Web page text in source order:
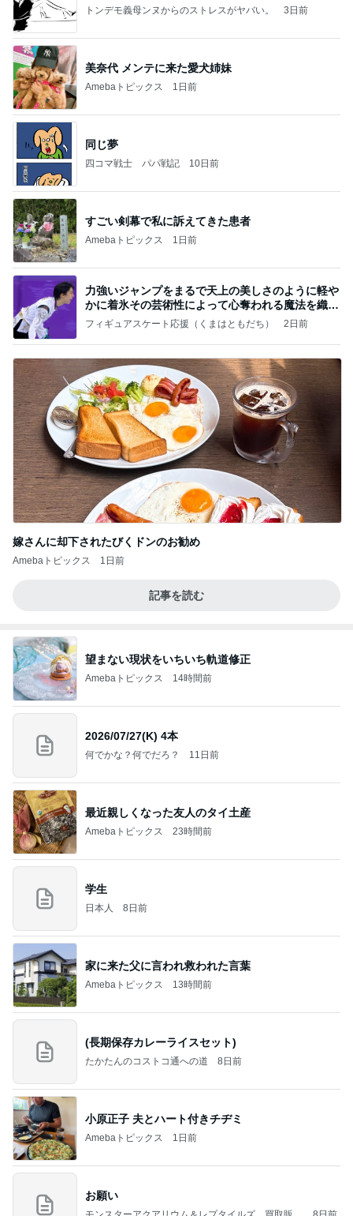
トンデモ義母ンヌからのストレスがヤバい。 3日前
美奈代 メンテに来た愛犬姉妹
Amebaトピックス 1日前
同じ夢
四コマ戦士 パパ戦記 10日前
すごい剣幕で私に訴えてきた患者
Amebaトピックス 1日前
力強いジャンプをまるで天上の美しさのように軽や
かに着氷その芸術性によって心奪われる魔法を織り
なす
フィギュアスケート応援（くまはともだち） 2日前
嫁さんに却下されたびくドンのお勧め
Amebaトピックス 1日前
記事を読む
望まない現状をいちいち軌道修正
Amebaトピックス 14時間前
2026/07/27(K) 4本
何でかな？何でだろ？ 11日前
最近親しくなった友人のタイ土産
Amebaトピックス 23時間前
学生
日本人 8日前
家に来た父に言われ救われた言葉
Amebaトピックス 13時間前
(長期保存カレーライスセット)
たかたんのコストコ通への道 8日前
小原正子 夫とハート付きチヂミ
Amebaトピックス 1日前
お願い